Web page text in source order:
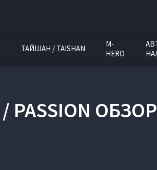
ТАЙШАН / TAISHAN
M-
HERO
/ PASSION